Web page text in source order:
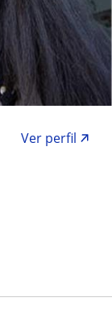
Ver perfil